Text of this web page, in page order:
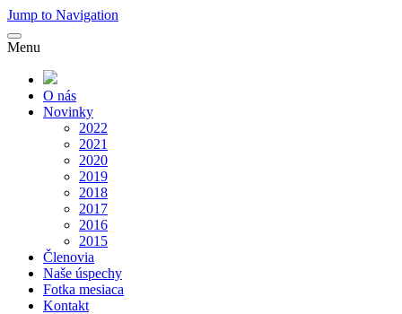
Jump to Navigation
Menu
O nás
Novinky
2022
2021
2020
2019
2018
2017
2016
2015
Členovia
Naše úspechy
Fotka mesiaca
Kontakt